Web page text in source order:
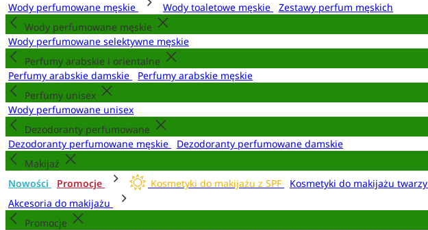
Wody perfumowane męskie
Wody toaletowe męskie
Zestawy perfum męskich
Wody perfumowane męskie
Wody perfumowane selektywne męskie
Perfumy arabskie i orientalne
Perfumy arabskie damskie
Perfumy arabskie męskie
Perfumy unisex
Wody perfumowane unisex
Dezodoranty perfumowane
Dezodoranty perfumowane męskie
Dezodoranty perfumowane damskie
Makijaż
Nowości
Promocje Kosmetyki do makijażu z SPF Kosmetyki do makijażu twarzy
Akcesoria do makijażu
Promocje